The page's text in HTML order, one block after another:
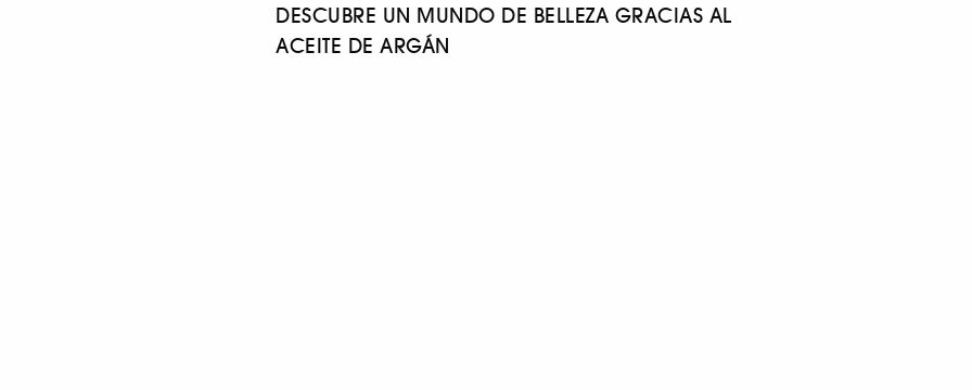
DESCUBRE UN MUNDO DE BELLEZA GRACIAS AL
ACEITE DE ARGÁN